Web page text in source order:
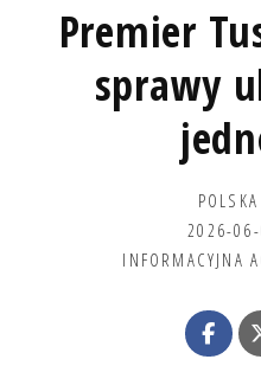
Premier
sprawy
2026-
INFORMACYJNA